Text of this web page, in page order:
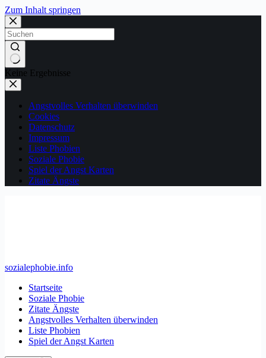
Zum Inhalt springen
Keine Ergebnisse
Angstvolles Verhalten überwinden
Cookies
Datenschutz
Impressum
Liste Phobien
Soziale Phobie
Spiel der Angst Karten
Zitate Ängste
sozialephobie.info
Startseite
Soziale Phobie
Zitate Ängste
Angstvolles Verhalten überwinden
Liste Phobien
Spiel der Angst Karten